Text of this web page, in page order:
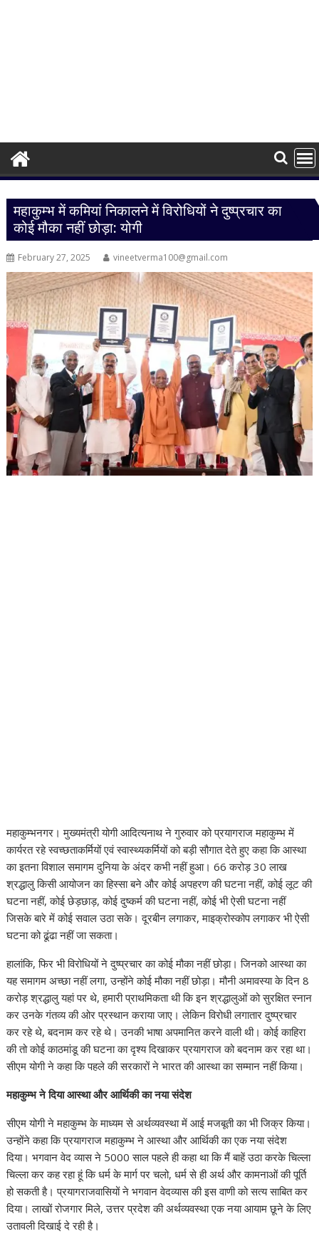
महाकुम्भ में कमियां निकालने में विरोधियों ने दुष्प्रचार का
कोई मौका नहीं छोड़ा: योगी
February 27, 2025 vineetverma100@gmail.com
महाकुम्भनगर। मुख्यमंत्री योगी आदित्यनाथ ने गुरुवार को प्रयागराज महाकुम्भ में
कार्यरत रहे स्वच्छताकर्मियों एवं स्वास्थ्यकर्मियों को बड़ी सौगात देते हुए कहा कि आस्था
का इतना विशाल समागम दुनिया के अंदर कभी नहीं हुआ। 66 करोड़ 30 लाख
श्रद्धालु किसी आयोजन का हिस्सा बने और कोई अपहरण की घटना नहीं, कोई लूट की
घटना नहीं, कोई छेड़छाड़, कोई दुष्कर्म की घटना नहीं, कोई भी ऐसी घटना नहीं
जिसके बारे में कोई सवाल उठा सके। दूरबीन लगाकर, माइक्रोस्कोप लगाकर भी ऐसी
घटना को ढूंढा नहीं जा सकता।
हालांकि, फिर भी विरोधियों ने दुष्प्रचार का कोई मौका नहीं छोड़ा। जिनको आस्था का
यह समागम अच्छा नहीं लगा, उन्होंने कोई मौका नहीं छोड़ा। मौनी अमावस्या के दिन 8
करोड़ श्रद्धालु यहां पर थे, हमारी प्राथमिकता थी कि इन श्रद्धालुओं को सुरक्षित स्नान
कर उनके गंतव्य की ओर प्रस्थान कराया जाए। लेकिन विरोधी लगातार दुष्प्रचार
कर रहे थे, बदनाम कर रहे थे। उनकी भाषा अपमानित करने वाली थी। कोई काहिरा
की तो कोई काठमांडू की घटना का दृश्य दिखाकर प्रयागराज को बदनाम कर रहा था।
सीएम योगी ने कहा कि पहले की सरकारों ने भारत की आस्था का सम्मान नहीं किया।
महाकुम्भ ने दिया आस्था और आर्थिकी का नया संदेश
सीएम योगी ने महाकुम्भ के माध्यम से अर्थव्यवस्था में आई मजबूती का भी जिक्र किया।
उन्होंने कहा कि प्रयागराज महाकुम्भ ने आस्था और आर्थिकी का एक नया संदेश
दिया। भगवान वेद व्यास ने 5000 साल पहले ही कहा था कि मैं बाहें उठा करके चिल्ला
चिल्ला कर कह रहा हूं कि धर्म के मार्ग पर चलो, धर्म से ही अर्थ और कामनाओं की पूर्ति
हो सकती है। प्रयागराजवासियों ने भगवान वेदव्यास की इस वाणी को सत्य साबित कर
दिया। लाखों रोजगार मिले, उत्तर प्रदेश की अर्थव्यवस्था एक नया आयाम छूने के लिए
उतावली दिखाई दे रही है।